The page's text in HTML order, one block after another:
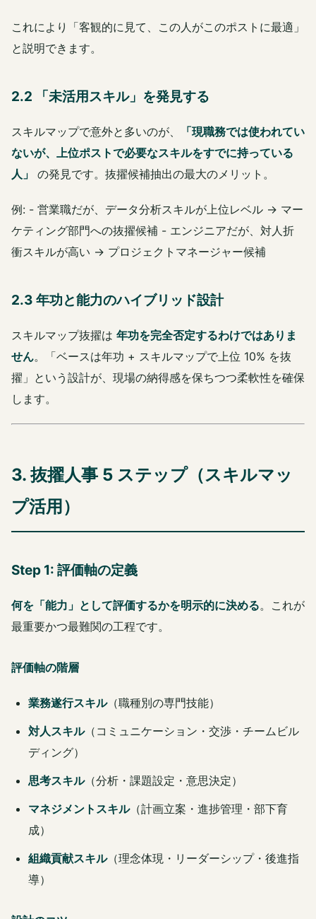
これにより「客観的に見て、この人がこのポストに最適」
と説明できます。
2.2 「未活用スキル」を発見する
スキルマップで意外と多いのが、
「現職務では使われてい
ないが、上位ポストで必要なスキルをすでに持っている
人」
の発見です。抜擢候補抽出の最大のメリット。
例: - 営業職だが、データ分析スキルが上位レベル → マー
ケティング部門への抜擢候補 - エンジニアだが、対人折
衝スキルが高い → プロジェクトマネージャー候補
2.3 年功と能力のハイブリッド設計
スキルマップ抜擢は 年功を完全否定するわけではありま
せん。「ベースは年功 + スキルマップで上位 10% を抜
擢」という設計が、現場の納得感を保ちつつ柔軟性を確保
します。
3. 抜擢人事 5 ステップ（スキルマッ
プ活用）
Step 1: 評価軸の定義
何を「能力」として評価するかを明示的に決める。これが
最重要かつ最難関の工程です。
評価軸の階層
業務遂行スキル（職種別の専門技能）
対人スキル（コミュニケーション・交渉・チームビル
ディング）
思考スキル（分析・課題設定・意思決定）
マネジメントスキル（計画立案・進捗管理・部下育
成）
組織貢献スキル（理念体現・リーダーシップ・後進指
導）